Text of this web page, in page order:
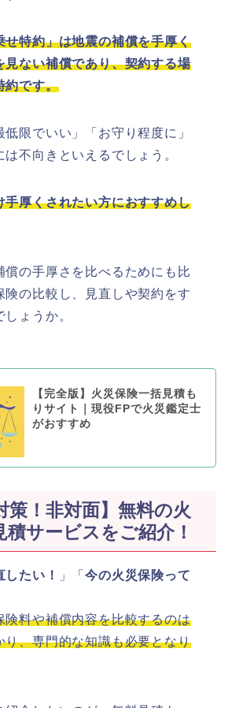
せ特約」は地震の補償を手厚く
見ない補償であり、契約する場
約です。
低限でいい」「お守り程度に」
不向きといえるでしょう。
手厚くされたい方におすすめし
償の手厚さを比べるためにも比
険の比較し、見直しや契約をす
ょうか。
【完全版】火災保険一括見積も
りサイト｜現役FPで火災鑑定士
がおすすめ
策！非対面】無料の火
積サービスをご紹介！
たい！ 」「今の火災保険って
険料や補償内容を比較するのは
り、専門的な知識も必要となり